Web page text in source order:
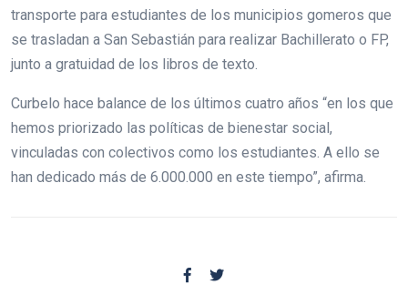
transporte para estudiantes de los municipios gomeros que
se trasladan a San Sebastián para realizar Bachillerato o FP,
junto a gratuidad de los libros de texto.
Curbelo hace balance de los últimos cuatro años “en los que
hemos priorizado las políticas de bienestar social,
vinculadas con colectivos como los estudiantes. A ello se
han dedicado más de 6.000.000 en este tiempo”, afirma.